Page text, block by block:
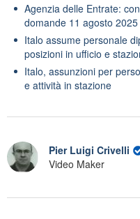
Agenzia delle Entrate:
domande 11 agosto 2025
Italo assume personale
posizioni in ufficio e
Italo, assunzioni per
e attività in stazione
Pier Luigi Crivelli
Video Maker